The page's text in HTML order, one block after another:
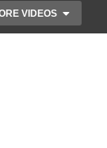
VIDEOS